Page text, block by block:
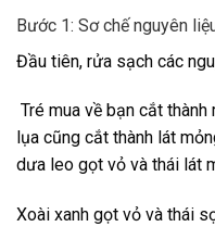
Bước 1: Sơ chế nguyên
Đầu tiên, rửa sạch các
Tré mua về bạn cắt
lụa cũng cắt thành lát
dưa leo gọt vỏ và thái lát
Xoài xanh gọt vỏ và thái